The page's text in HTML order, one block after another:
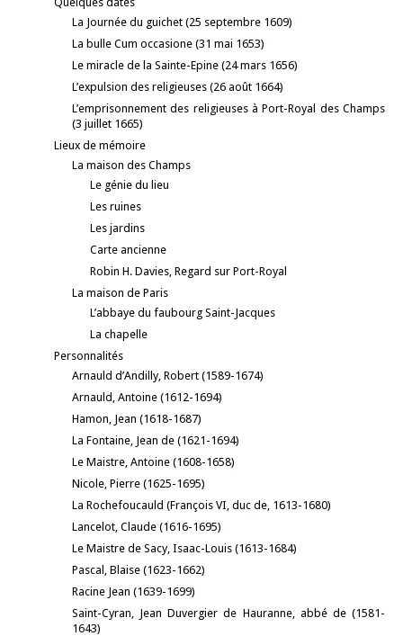
La Journée du guichet (25 septembre 1609)
La bulle Cum occasione (31 mai 1653)
Le miracle de la Sainte-Epine (24 mars 1656)
L’expulsion des religieuses (26 août 1664)
L’emprisonnement des religieuses à Port-Royal des Champs
(3 juillet 1665)
Lieux de mémoire
La maison des Champs
Le génie du lieu
Les ruines
Les jardins
Carte ancienne
Robin H. Davies, Regard sur Port-Royal
La maison de Paris
L’abbaye du faubourg Saint-Jacques
La chapelle
Personnalités
Arnauld d’Andilly, Robert (1589-1674)
Arnauld, Antoine (1612-1694)
Hamon, Jean (1618-1687)
La Fontaine, Jean de (1621-1694)
Le Maistre, Antoine (1608-1658)
Nicole, Pierre (1625-1695)
La Rochefoucauld (François VI, duc de, 1613-1680)
Lancelot, Claude (1616-1695)
Le Maistre de Sacy, Isaac-Louis (1613-1684)
Pascal, Blaise (1623-1662)
Racine Jean (1639-1699)
Saint-Cyran, Jean Duvergier de Hauranne, abbé de (1581-
1643)